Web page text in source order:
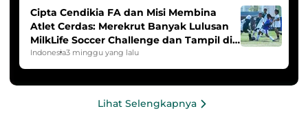
Cipta Cendikia FA dan Misi Membina
Atlet Cerdas: Merekrut Banyak Lulusan
MilkLife Soccer Challenge dan Tampil di
HYDROPLUS Soccer League
Indonesia3 minggu yang lalu
Lihat Selengkapnya